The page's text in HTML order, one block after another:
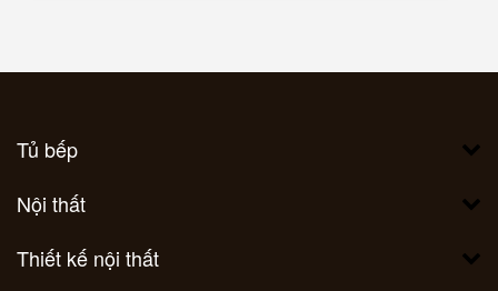
Tủ bếp
Nội thất
Thiết kế nội thất